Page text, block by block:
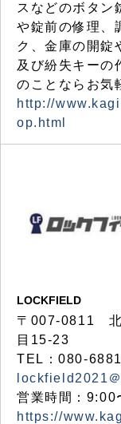
スなどのボタン
や錠前の修理、
ク、金庫の開錠
及び紛失キーの
のことならお気
http://
op.html
LOCKFIELD
〒007-0811 北
目15-23
TEL：080-
lockfield2021
営業時間：9:00
https://